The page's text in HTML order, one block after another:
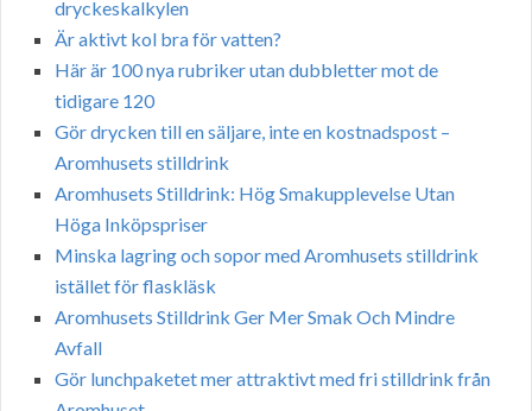
dryckeskalkylen
Är aktivt kol bra för vatten?
Här är 100 nya rubriker utan dubbletter mot de
tidigare 120
Gör drycken till en säljare, inte en kostnadspost –
Aromhusets stilldrink
Aromhusets Stilldrink: Hög Smakupplevelse Utan
Höga Inköpspriser
Minska lagring och sopor med Aromhusets stilldrink
istället för flaskläsk
Aromhusets Stilldrink Ger Mer Smak Och Mindre
Avfall
Gör lunchpaketet mer attraktivt med fri stilldrink från